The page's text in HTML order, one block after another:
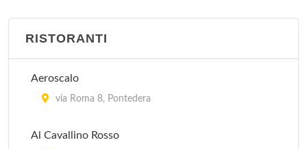
RISTORANTI
Aeroscalo
via Roma 8, Pontedera
Al Cavallino Rosso